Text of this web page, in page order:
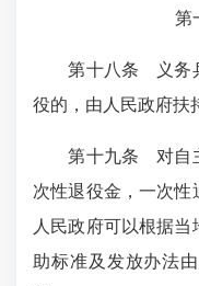
第
第十八条 义务
役的，由人民政府扶
第十九条 对自
次性退役金，一次
人民政府可以根据
助标准及发放办法